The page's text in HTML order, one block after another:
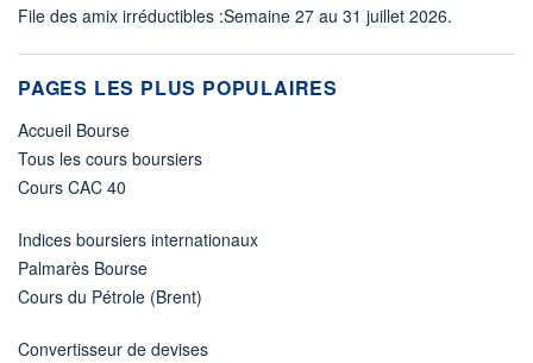
File des amix irréductibles :Semaine 27 au 31 juillet 2026.
PAGES LES PLUS POPULAIRES
Accueil Bourse
Tous les cours boursiers
Cours CAC 40
Indices boursiers internationaux
Palmarès Bourse
Cours du Pétrole (Brent)
Convertisseur de devises